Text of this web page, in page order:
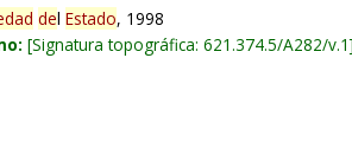
delEstado, 1998
Signatura topográfica:621.374.5/A282/v.1